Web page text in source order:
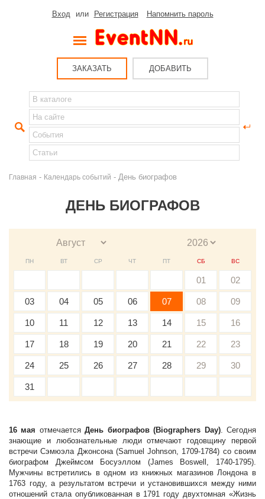
Вход или Регистрация Напомнить пароль
ЗАКАЗАТЬ ДОБАВИТЬ
Главная - Календарь событий - День биографов
ДЕНЬ БИОГРАФОВ
ПН ВТ СР ЧТ ПТ СБ ВС
01 02
03 04 05 06 07 08 09
10 11 12 13 14 15 16
17 18 19 20 21 22 23
24 25 26 27 28 29 30
31
16 мая отмечаетсяДень биографов (Biographers Day). Сегодня
знающие и любознательные люди отмечают годовщину первой
встречи Сэмюэла Джонсона (Samuel Johnson, 1709-1784) со своим
биографом Джеймсом Босуэллом (James Boswell, 1740-1795).
Мужчины встретились в одном из книжных магазинов Лондона в
1763 году, а результатом встречи и установившихся между ними
отношений стала опубликованная в 1791 году двухтомная «Жизнь